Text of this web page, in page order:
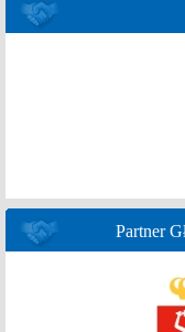
Partner